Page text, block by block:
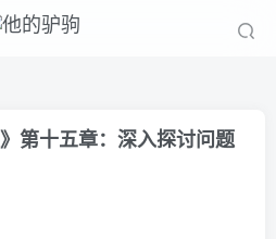
第十五章：深入探讨问题